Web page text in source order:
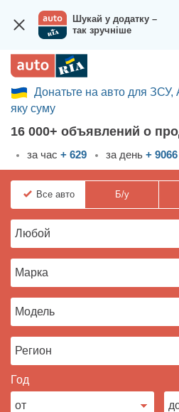
Шукай у додатку –
так зручніше
Вход в кабинет
Збір на авто для ЗСУ
Автомобили б/у
Новые авто
Новости
Отзывы об авто
Все для авто
Загрузить приложение
Донатьте на авто для ЗСУ,
яку суму
16 000+ объявлений о
за час + 629 за день + 9066
Все авто Б/у
Год